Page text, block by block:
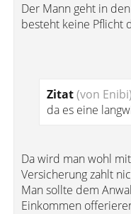
Der Mann geht in
besteht keine Pflicht
Zitat(von Enibi)
da es eine
Da wird man wohl
Versicherung zahlt
Man sollte dem
Einkommen